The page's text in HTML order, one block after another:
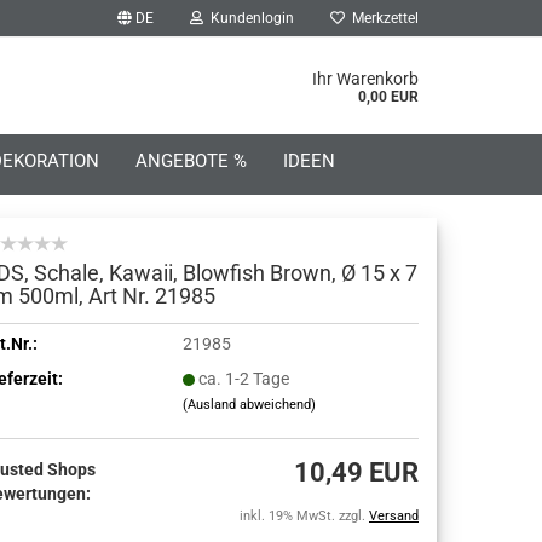
DE Kundenlogin
erstellen
vergessen?
Merkzettel
Ihr Warenkorb
0,00 EUR
ANGEBOTE % IDEEN
Schale, Kawaii, Blowfish Brown, Ø 15 x 7
500ml, Art Nr. 21985
21985
ca. 1-2 Tage
(Ausland abweichend)
Shops
10,49 EUR
inkl. 19% MwSt. zzgl. Versand